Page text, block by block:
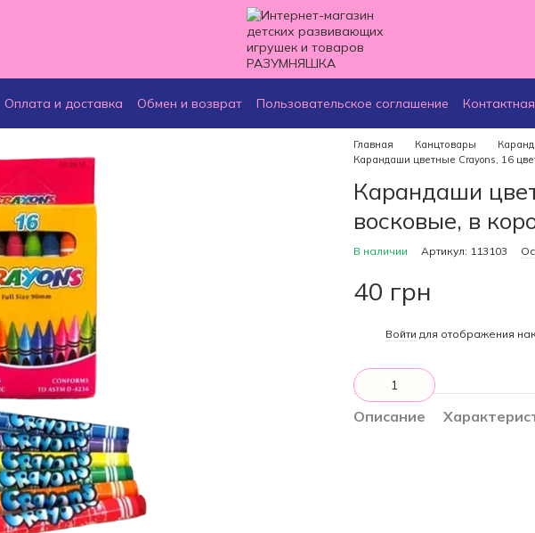
Оплата и доставка Обмен и возврат Пользовательское соглашение
Главная Канцтовары
Карандаши цветные Crayons, 16
Карандаши
восковые, в
В наличии Артикул: 113103
40 грн
Войти для отображения
Описание